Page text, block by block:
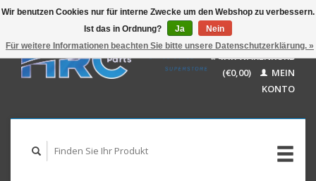
GBP
USD
AUD
Deutsch
English
IHR WARENKORB
(€0,00)
MEIN
KONTO
Wir benutzen Cookies nur für interne Zwecke um den Webshop zu verbessern.
Ist das in Ordnung?
Ja
Nein
Für weitere Informationen beachten Sie bitte unsere Datenschutzerklärung. »